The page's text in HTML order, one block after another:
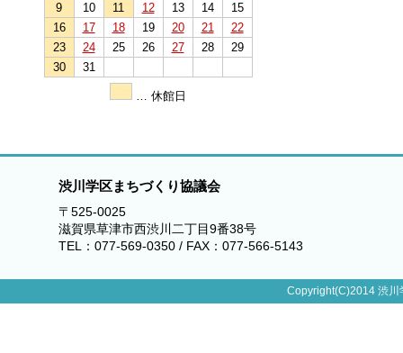
9
10 11 12 13 14
15
16
17 18 19 20 21
22
23
24 25 26 27 28
29
30
31
… 休館日
渋川学区まちづくり協議会
〒525-0025
滋賀県草津市西渋川二丁目9番38号
TEL：077-569-0350 / FAX：077-566-5143
Copyright(C)2014 渋川